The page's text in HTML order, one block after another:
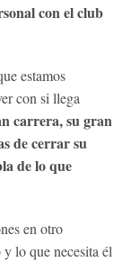
con el club
estamos
con si llega
carrera, su gran
de cerrar su
de lo que
en otro
lo que necesita él